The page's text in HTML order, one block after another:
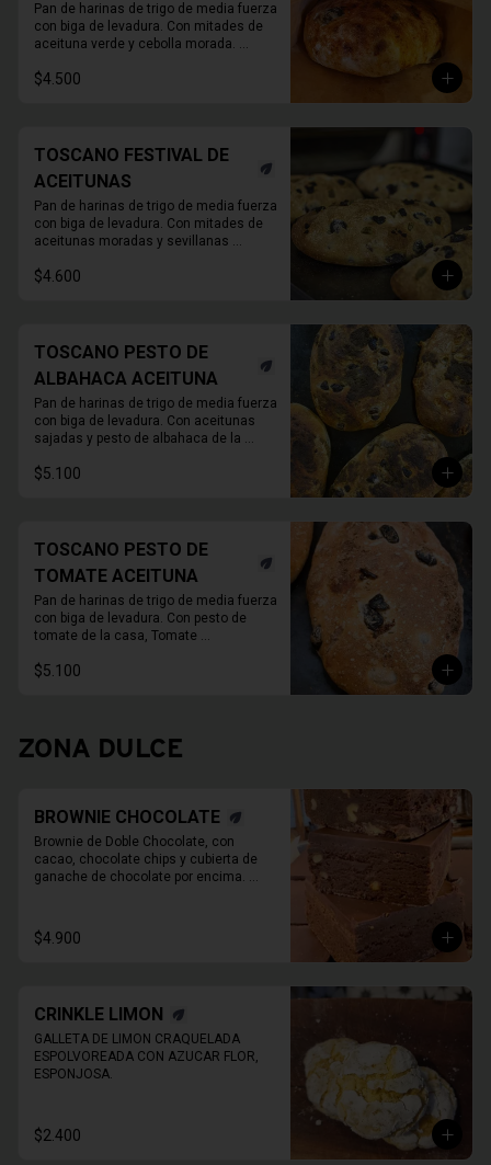
Pan de harinas de trigo de media fuerza
con biga de levadura. Con mitades de
aceituna verde y cebolla morada.
$4.500
TOSCANO FESTIVAL DE
ACEITUNAS
Pan de harinas de trigo de media fuerza
con biga de levadura. Con mitades de
aceitunas moradas y sevillanas
$4.600
TOSCANO PESTO DE
ALBAHACA ACEITUNA
Pan de harinas de trigo de media fuerza
con biga de levadura. Con aceitunas
sajadas y pesto de albahaca de la
almendras, ajo y aceite de oliva.
$5.100
TOSCANO PESTO DE
TOMATE ACEITUNA
Pan de harinas de trigo de media fuerza
con biga de levadura. Con pesto de
tomate de la casa, Tomate
de oliva, y aceitunas verdes.
$5.100
ZONA DULCE
BROWNIE CHOCOLATE
Brownie de Doble Chocolate, con
cacao, chocolate chips y cubierta de
ganache de chocolate por encima.
$4.900
CRINKLE LIMON
GALLETA DE LIMON CRAQUELADA
ESPOLVOREADA CON AZUCAR FLOR,
ESPONJOSA.
$2.400